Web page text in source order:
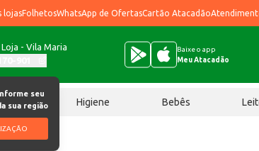
lojasFolhetosWhatsApp de OfertasCartão Atacadão
- Vila Maria
seu
sua região
Baixe o app
Meu Atacadão
Higiene Bebês